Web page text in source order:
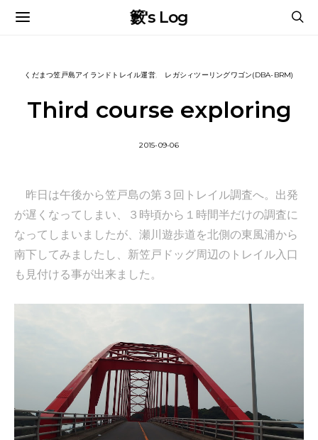
籔's Log
くだまつ笠戸島アイランドトレイル運営 レガシィツーリングワゴン(DBA-BRM)
Third course exploring
2015-09-06
昨日は午後から笠戸島の第３回トレイル調査へ。出発
が遅くなってしまい、３時頃から１時間半だけの調査に
なってしまいましたが、瀬川遊歩道を北側の東風浦から
南下してみましたし、新笠戸ドッグ周辺のトレイル入口
も見付ける事が出来ました。